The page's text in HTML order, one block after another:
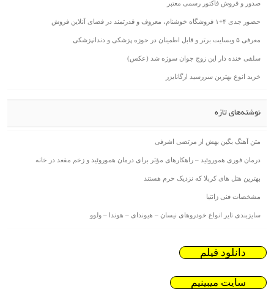
صدور و فروش فاکتور رسمی معتبر
حضور جدی ۴+۱ فروشگاه خوشنام، معروف و قدرتمند در فضای آنلاین فروش
معرفی ۵ وبسایت برتر و قابل اطمینان در حوزه پزشکی و دندانپزشکی
سلفی خنده دار این زوج جوان سوژه شد (عکس)
خرید انوع بهترین سررسید ارگانایزر
نوشته‌های تازه
متن آهنگ بگین بهش از مرتضی اشرفی
درمان فوری هموروئید – راهکارهای مؤثر برای درمان هموروئید و زخم مقعد در خانه
بهترین هتل های کربلا که نزدیک حرم هستند
مشخصات فنی زانتیا
سایزبندی تایر انواع خودروهای نیسان – هیوندای – هوندا – ولوو
دانلود فیلم
سایت میبینیم